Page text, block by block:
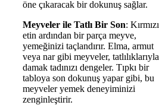
öne çıkaracak bir dokunuş sağlar.
Meyveler ile Tatlı Bir Son: Kırmızı
etin ardından bir parça meyve,
yemeğinizi taçlandırır. Elma, armut
veya nar gibi meyveler, tatlılıklarıyla
damak tadınızı dengeler. Tıpkı bir
tabloya son dokunuş yapar gibi, bu
meyveler yemek deneyiminizi
zenginleştirir.